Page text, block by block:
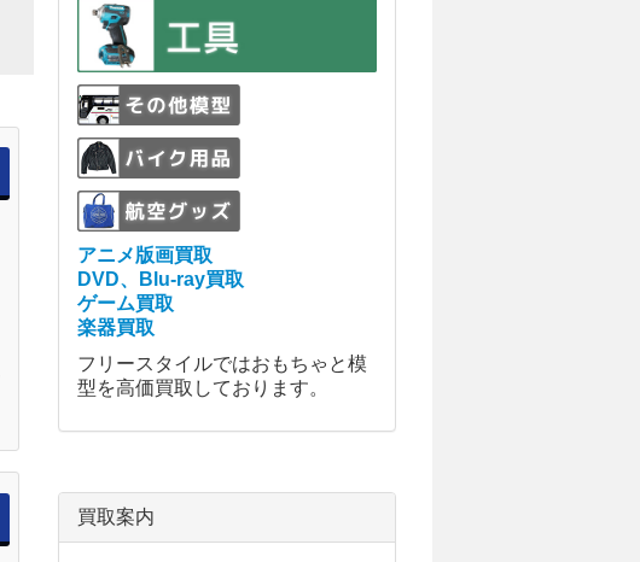
アニメ版画買取
DVD、Blu-ray買取
ゲーム買取
楽器買取
フリースタイルではおもちゃと模
型を高価買取しております。
買取案内